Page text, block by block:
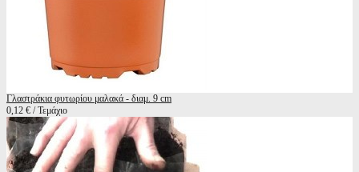
Γλαστράκια φυτωρίου μαλακά - διαμ. 9 cm
0,12 € / Τεμάχιο